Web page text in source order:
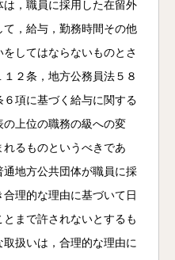
，職員に採用した在留外
，給与，勤務時間その他
してはならないものとさ
２条，地方公務員法５８
項に基づく給与に関する
上位の職務の級への変
るものというべきであ
地方公共団体が職員に採
理的な理由に基づいて日
まで許されないとするも
扱いは，合理的な理由に